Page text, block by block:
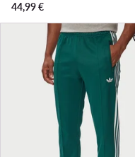
44,99€